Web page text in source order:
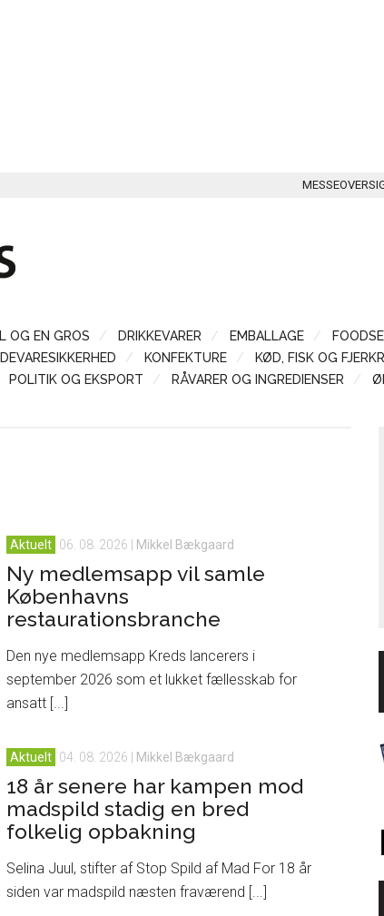
OG EN GROS DRIKKEVARER EMBALLAGE
KONFEKTURE KØD, FISK OG
POLITIK OG EKSPORT RÅVARER OG INGREDIENSER
Aktuelt 06. 08. 2026 Mikkel Bækgaard
Ny medlemsapp vil samle
Københavns
restaurationsbranche
Den nye medlemsapp Kreds lancerers i
september 2026 som et lukket fællesskab for
ansatt [...]
Aktuelt 04. 08. 2026 Mikkel Bækgaard
18 år senere har kampen mod
madspild stadig en bred
folkelig opbakning
Selina Juul, stifter af Stop Spild af Mad For 18 år
siden var madspild næsten fraværend [...]